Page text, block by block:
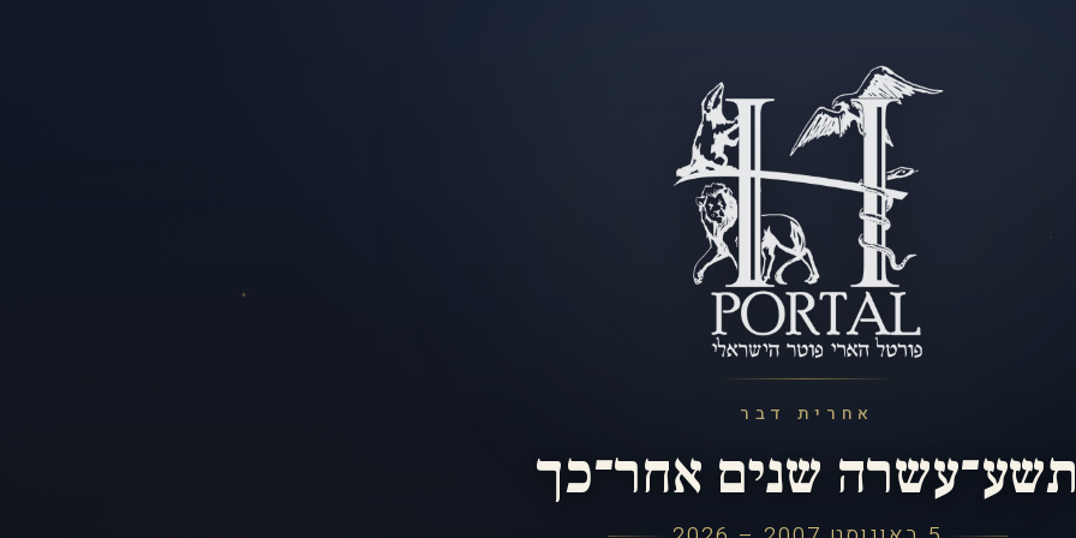
אחרית דבר
שנים אחר־כך